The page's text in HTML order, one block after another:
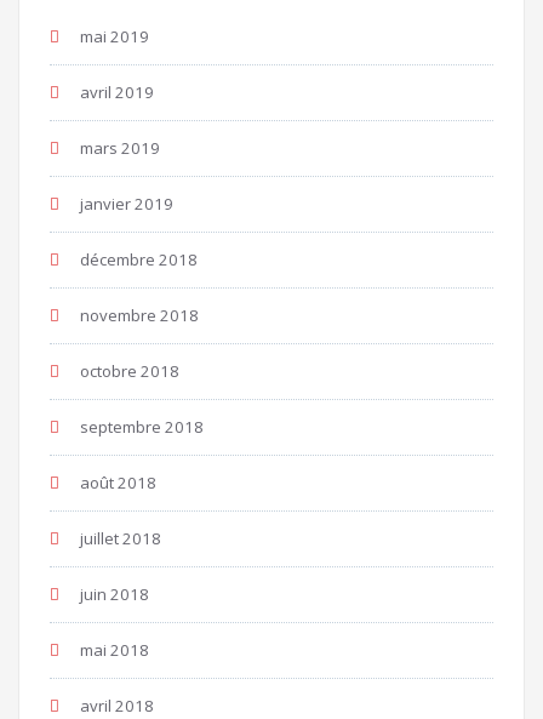
mai 2019
avril 2019
mars 2019
janvier 2019
décembre 2018
novembre 2018
octobre 2018
septembre 2018
août 2018
juillet 2018
juin 2018
mai 2018
avril 2018